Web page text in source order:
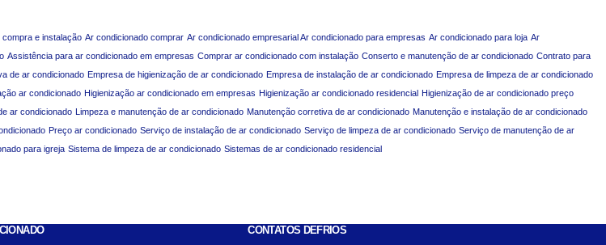
e instalação Ar condicionado comprar Ar condicionado empresarial Ar condicionado para empresas Ar condicionado para loja Ar
Assistência para ar condicionado em empresas Comprar ar condicionado com instalação Conserto e manutenção de ar condicionado Contrato para
de ar condicionado Empresa de higienização de ar condicionado Empresa de instalação de ar condicionado Empresa de limpeza de ar condicionado
ar condicionado Higienização ar condicionado em empresas Higienização ar condicionado residencial
Higienização de ar condicionado preço
ar condicionado Limpeza e manutenção de ar condicionado Manutenção corretiva de ar condicionado Manutenção e instalação de ar condicionado
Preço ar condicionado Serviço de instalação de ar condicionado Serviço de limpeza de ar condicionado Serviço de manutenção de ar
para igreja Sistema de limpeza de ar condicionado Sistemas de ar condicionado residencial
CONTATOS DEFRIOS